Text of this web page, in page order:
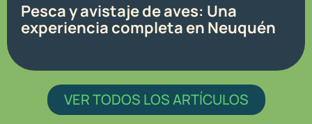
Pesca y avistaje de aves: Una
experiencia completa en Neuquén
VER TODOS LOS ARTÍCULOS